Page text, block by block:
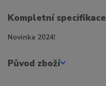
Kompletní specifikace
Novinka 2024!
Původ zboží